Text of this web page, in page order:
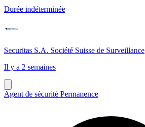
Durée indéterminée
Securitas S.A. Société Suisse de Surveillance
Il y a 2 semaines
Agent de sécurité Permanence